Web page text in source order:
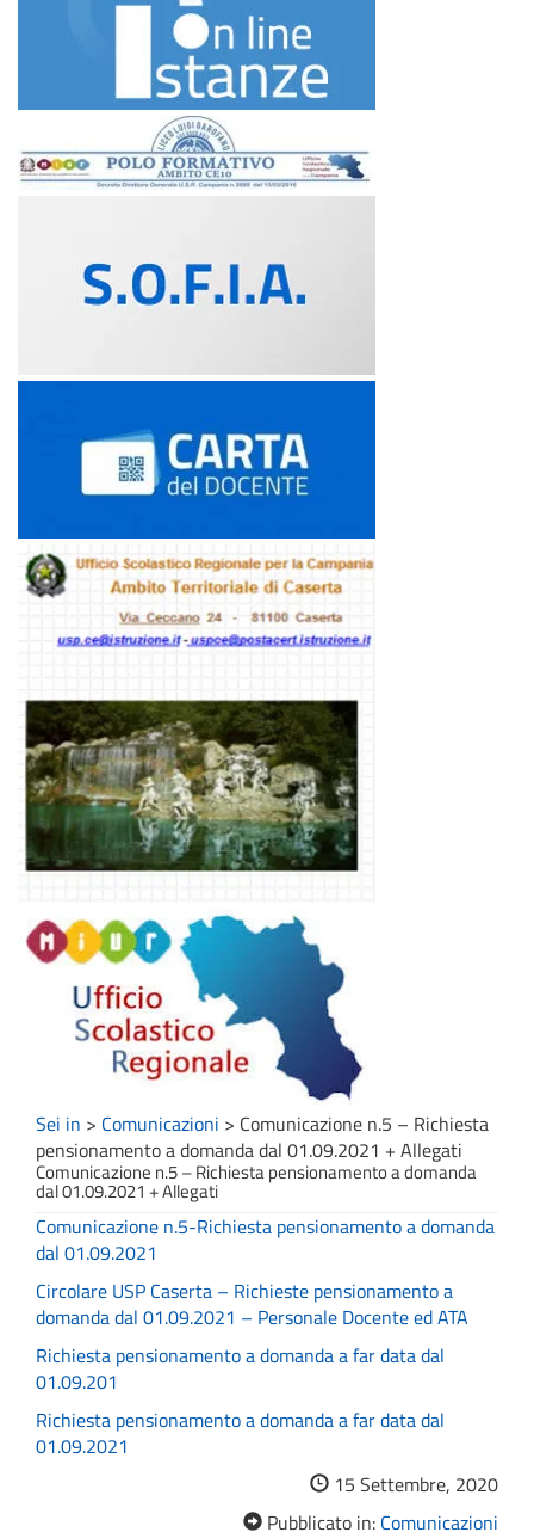
Sei in > Comunicazioni > Comunicazione n.5 – Richiesta
pensionamento a domanda dal 01.09.2021 + Allegati
Comunicazione n.5 – Richiesta pensionamento a domanda
dal 01.09.2021 + Allegati
Comunicazione n.5-Richiesta pensionamento a domanda
dal 01.09.2021
Circolare USP Caserta – Richieste pensionamento a
domanda dal 01.09.2021 – Personale Docente ed ATA
Richiesta pensionamento a domanda a far data dal
01.09.201
Richiesta pensionamento a domanda a far data dal
01.09.2021
15 Settembre, 2020
Pubblicato in: Comunicazioni